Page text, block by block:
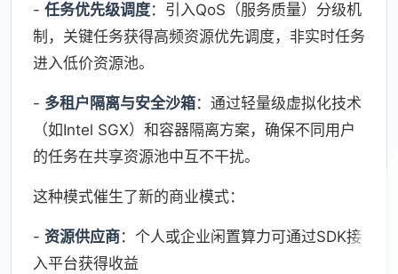
- 任务优先级调度：引入QoS（服务质量）分级机
制，关键任务获得高频资源优先调度，非实时任务
进入低价资源池。
- 多租户隔离与安全沙箱：通过轻量级虚拟化技术
（如Intel SGX）和容器隔离方案，确保不同用户
的任务在共享资源池中互不干扰。
这种模式催生了新的商业模式：
- 资源供应商：个人或企业闲置算力可通过SDK接
入平台获得收益